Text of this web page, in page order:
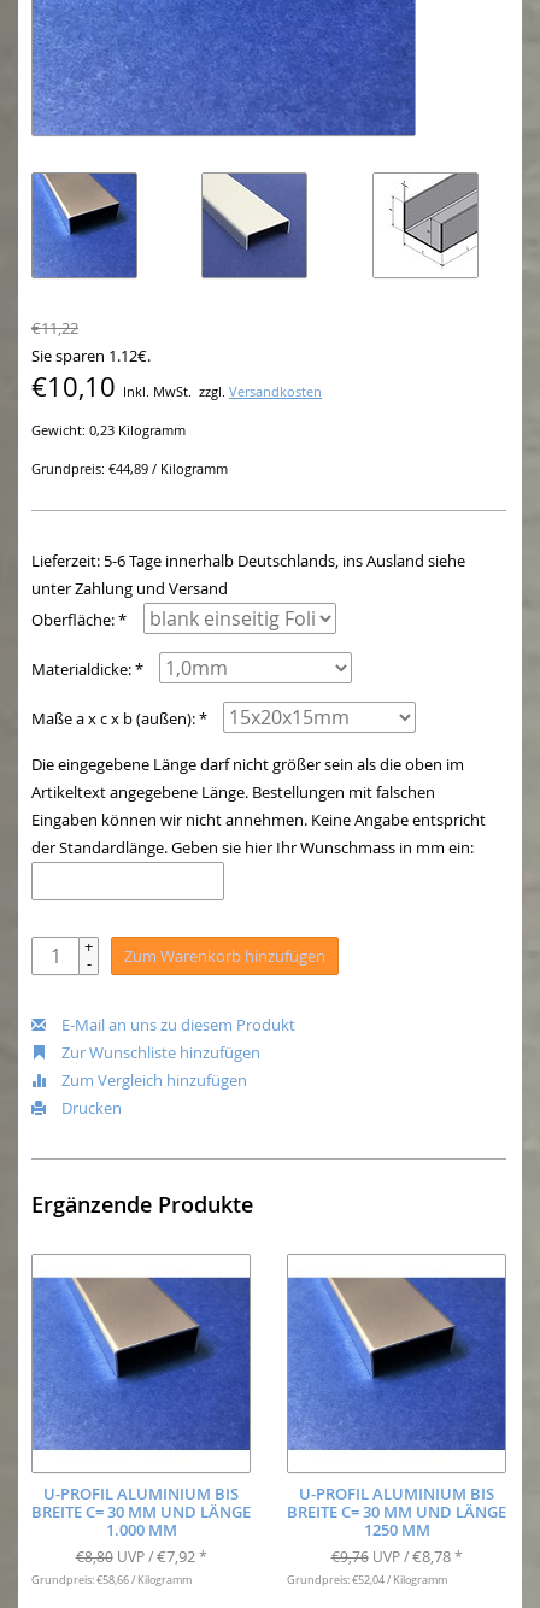
€11,22
Sie sparen 1.12€.
€10,10 Inkl. MwSt. zzgl. Versandkosten
Gewicht: 0,23 Kilogramm
Grundpreis: €44,89 / Kilogramm
Lieferzeit: 5-6 Tage innerhalb Deutschlands, ins Ausland siehe
unter Zahlung und Versand
Oberfläche: *
Materialdicke: *
Maße a x c x b (außen): *
Die eingegebene Länge darf nicht größer sein als die oben im
Artikeltext angegebene Länge. Bestellungen mit falschen
Eingaben können wir nicht annehmen. Keine Angabe entspricht
der Standardlänge. Geben sie hier Ihr Wunschmass in mm ein:
+
- Zum Warenkorb hinzufügen
E-Mail an uns zu diesem Produkt
Zur Wunschliste hinzufügen
Zum Vergleich hinzufügen
Drucken
Ergänzende Produkte
U-PROFIL ALUMINIUM BIS
BREITE C= 30 MM UND LÄNGE
1.000 MM
€8,80 UVP /€7,92 *
Grundpreis: €58,66 / Kilogramm
U-PROFIL ALUMINIUM BIS
BREITE C= 30 MM UND LÄNGE
1250 MM
€9,76 UVP /€8,78 *
Grundpreis: €52,04 / Kilogramm